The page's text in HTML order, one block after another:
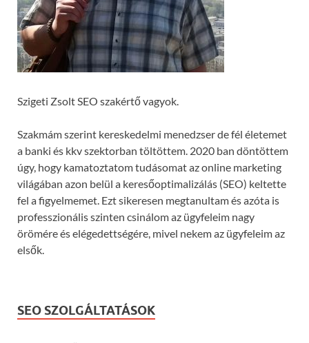
Szigeti Zsolt SEO szakértő vagyok.
Szakmám szerint kereskedelmi menedzser de fél életemet
a banki és kkv szektorban töltöttem. 2020 ban döntöttem
úgy, hogy kamatoztatom tudásomat az online marketing
világában azon belül a keresőoptimalizálás (SEO) keltette
fel a figyelmemet. Ezt sikeresen megtanultam és azóta is
professzionális szinten csinálom az ügyfeleim nagy
örömére és elégedettségére, mivel nekem az ügyfeleim az
elsők.
SEO SZOLGÁLTATÁSOK